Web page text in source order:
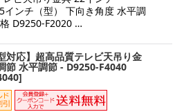
インチ（型） 下向き角度 水平調
D9250-F2020 …
対応】超高品質テレビ天吊り金
節 水平調節 - D9250-F4040
]